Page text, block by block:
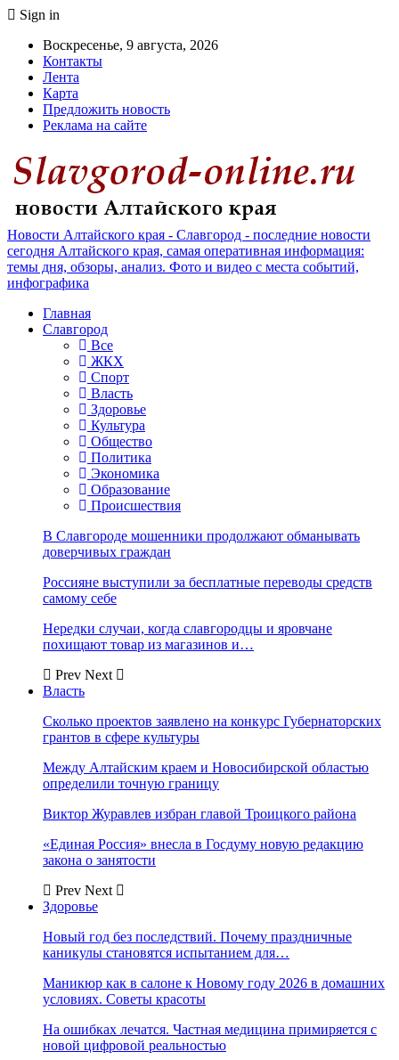
Sign in
Воскресенье, 9 августа, 2026
Контакты
Лента
Карта
Предложить новость
Реклама на сайте
Новости Алтайского края - Славгород - последние новости
сегодня Алтайского края, самая оперативная информация:
темы дня, обзоры, анализ. Фото и видео с места событий,
инфографика
Главная
Славгород
Все
ЖКХ
Спорт
Власть
Здоровье
Культура
Общество
Политика
Экономика
Образование
Происшествия
В Славгороде мошенники продолжают обманывать
доверчивых граждан
Россияне выступили за бесплатные переводы средств
самому себе
Нередки случаи, когда славгородцы и яровчане
похищают товар из магазинов и…
Prev Next
Власть
Сколько проектов заявлено на конкурс Губернаторских
грантов в сфере культуры
Между Алтайским краем и Новосибирской областью
определили точную границу
Виктор Журавлев избран главой Троицкого района
«Единая Россия» внесла в Госдуму новую редакцию
закона о занятости
Prev Next
Здоровье
Новый год без последствий. Почему праздничные
каникулы становятся испытанием для…
Маникюр как в салоне к Новому году 2026 в домашних
условиях. Советы красоты
На ошибках лечатся. Частная медицина примиряется с
новой цифровой реальностью